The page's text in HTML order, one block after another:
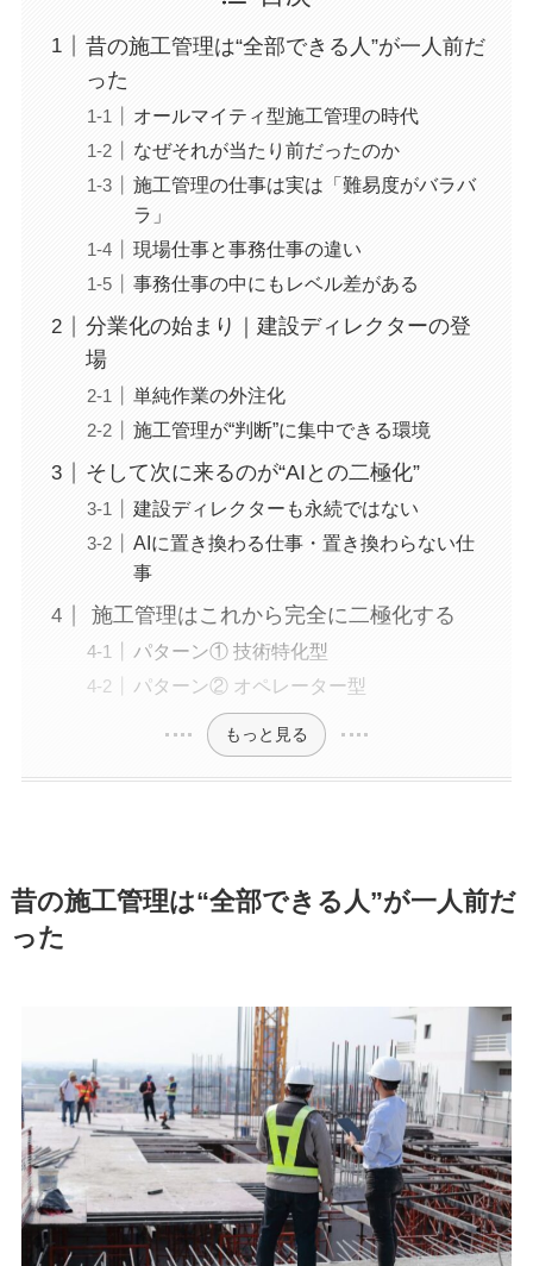
昔の施工管理は“全部できる人”が一人前だ
った
オールマイティ型施工管理の時代
なぜそれが当たり前だったのか
施工管理の仕事は実は「難易度がバラバ
ラ」
現場仕事と事務仕事の違い
事務仕事の中にもレベル差がある
分業化の始まり｜建設ディレクターの登
場
単純作業の外注化
施工管理が“判断”に集中できる環境
そして次に来るのが“AIとの二極化”
建設ディレクターも永続ではない
AIに置き換わる仕事・置き換わらない仕
事
施工管理はこれから完全に二極化する
パターン① 技術特化型
パターン② オペレーター型
もっと見る
昔の施工管理は“全部できる人”が一人前だ
った